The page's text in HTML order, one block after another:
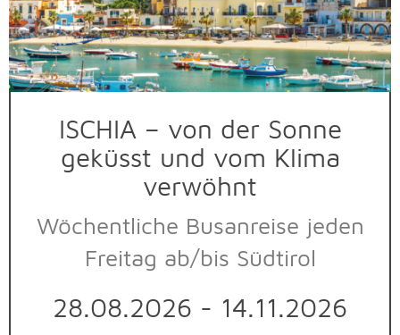
ISCHIA – von der Sonne
geküsst und vom Klima
verwöhnt
Wöchentliche Busanreise jeden
Freitag ab/bis Südtirol
28.08.2026 - 14.11.2026